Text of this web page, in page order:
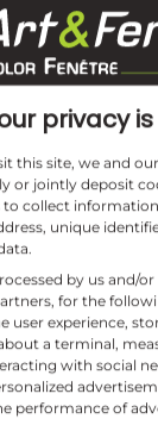
suivis
privacy
this site, we and
or jointly deposit
collect
unique
by us and/
for the
user experience,
a terminal,
with social
performance of